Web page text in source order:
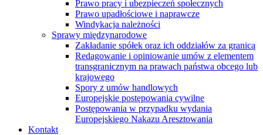
Prawo pracy i ubezpieczeń społecznych
Prawo upadłościowe i naprawcze
Windykacja należności
Sprawy międzynarodowe
Zakładanie spółek oraz ich oddziałów za granicą
Redagowanie i opiniowanie umów z elementem
transgranicznym na prawach państwa obcego lub
krajowego
Spory z umów handlowych
Europejskie postępowania cywilne
Postępowania w przypadku wydania
Europejskiego Nakazu Aresztowania
Kontakt